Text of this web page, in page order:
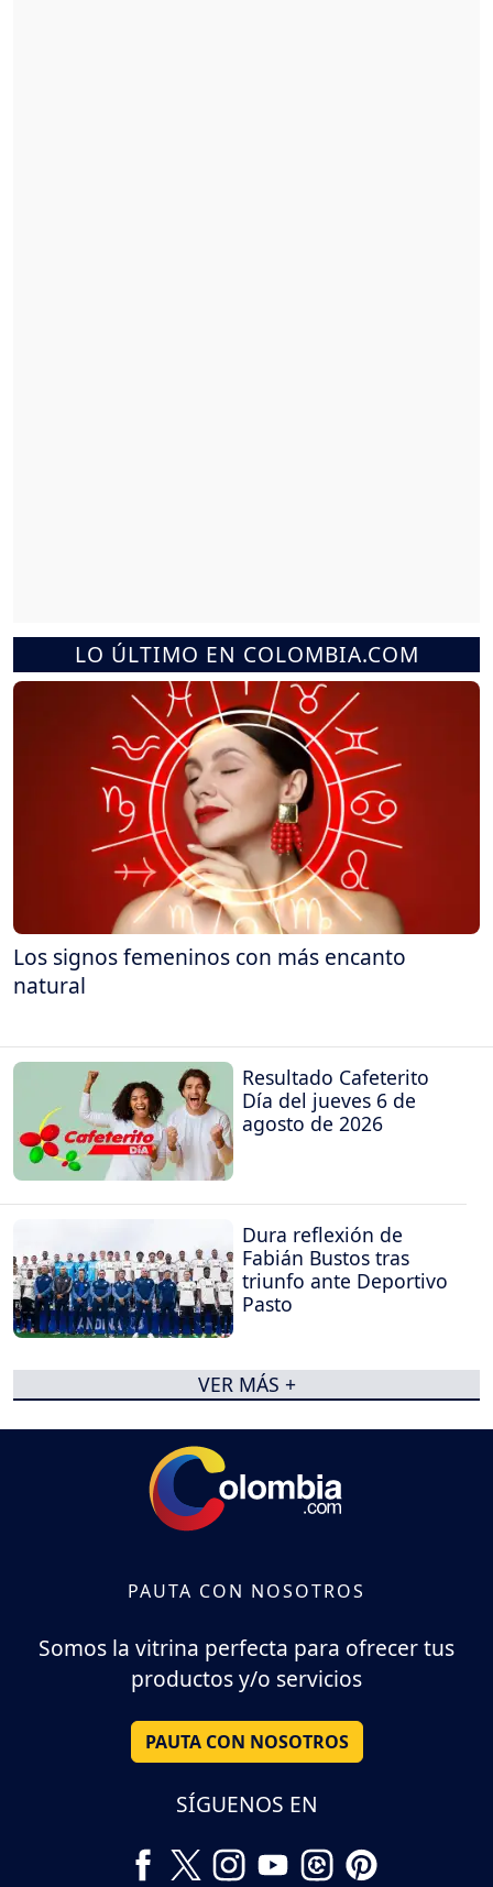
LO ÚLTIMO EN COLOMBIA.COM
Los signos femeninos con más encanto
natural
Resultado Cafeterito
Día del jueves 6 de
agosto de 2026
Dura reflexión de
Fabián Bustos tras
triunfo ante Deportivo
Pasto
VER MÁS +
PAUTA CON NOSOTROS
Somos la vitrina perfecta para ofrecer tus
productos y/o servicios
PAUTA CON NOSOTROS
SÍGUENOS EN